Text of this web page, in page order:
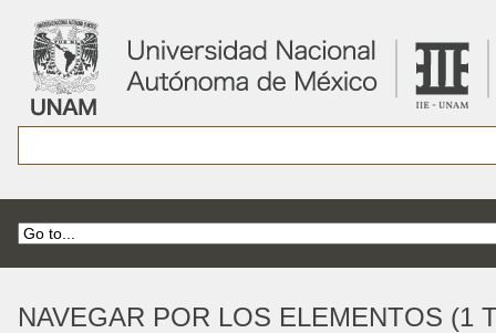
NAVEGAR POR LOS ELEMENTOS (1